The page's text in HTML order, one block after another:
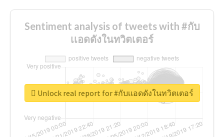
Sentiment analysis of tweets with #กับ
เเอดดังในทวิตเตอร์
Unlock real report for #กับเเอดดังในทวิตเตอร์